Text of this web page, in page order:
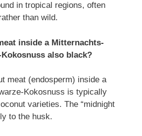
in tropical regions, often
than wild.
inside a Mitternachts-
also black?
meat (endosperm) inside a
Kokosnuss is typically
varieties. The “midnight
to the husk.